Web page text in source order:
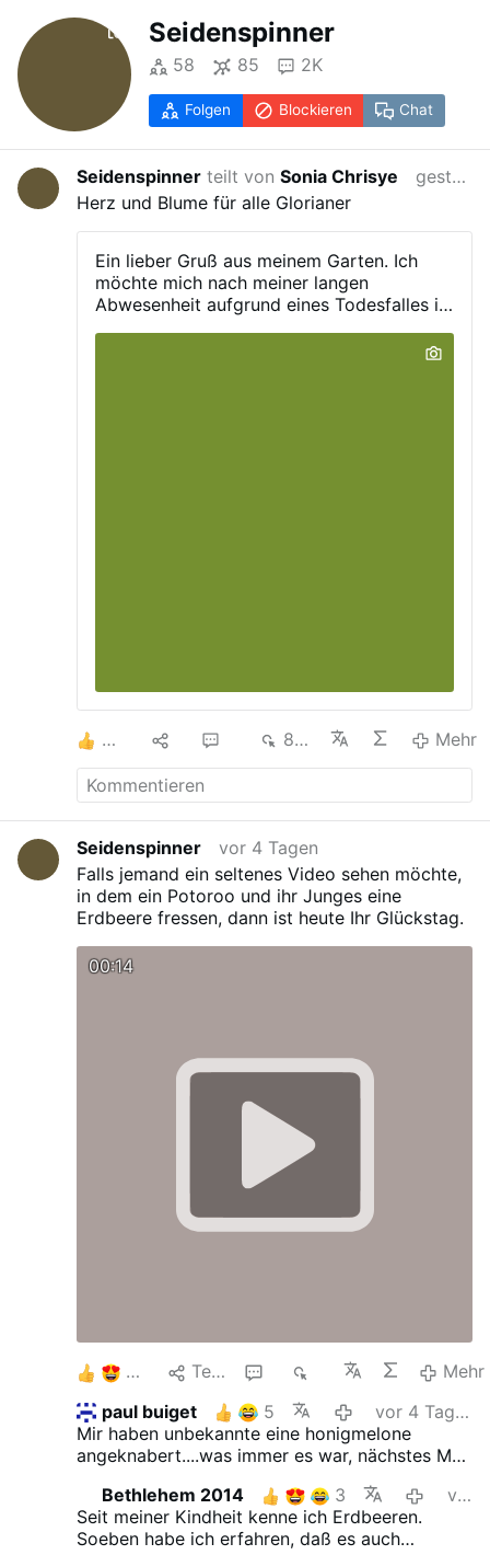
Seidenspinner
58 85 2K
Folgen Blockieren Chat
Seidenspinner teilt vonSonia Chrisye
gestern
Herz und Blume für alle Glorianer
Ein lieber Gruß aus meinem Garten. Ich
möchte mich nach meiner langen
Abwesenheit aufgrund eines Todesfalles in
885 Mehr
Seidenspinner
vor 4 Tagen
Falls jemand ein seltenes Video sehen möchte,
in dem ein Potoroo und ihr Junges eine
Erdbeere fressen, dann ist heute Ihr Glückstag.
00:14
Teilen
Mehr
paul buiget
5
vor 4 Tagen
Mir haben unbekannte eine honigmelone
angeknabert....was immer es war, nächstes Mal
Bethlehem 2014
3
vor 4 Tagen
Seit meiner Kindheit kenne ich Erdbeeren.
Soeben habe ich erfahren, daß es auch